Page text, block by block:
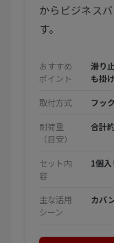
からビジネス
す。
おすすめ
ポイント
滑り
も掛
取付方式 フッ
耐荷重
（目安）
合計
セット内
容
1個入
主な活用
シーン
カバ